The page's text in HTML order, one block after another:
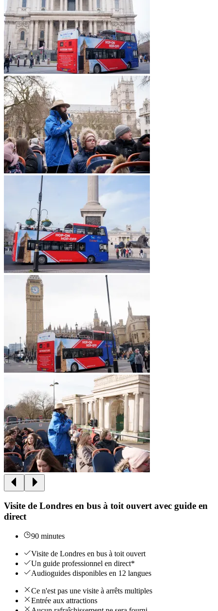
Visite de Londres en bus à toit ouvert avec guide en
direct
90 minutes
Visite de Londres en bus à toit ouvert
Un guide professionnel en direct*
Audioguides disponibles en 12 langues
Ce n'est pas une visite à arrêts multiples
Entrée aux attractions